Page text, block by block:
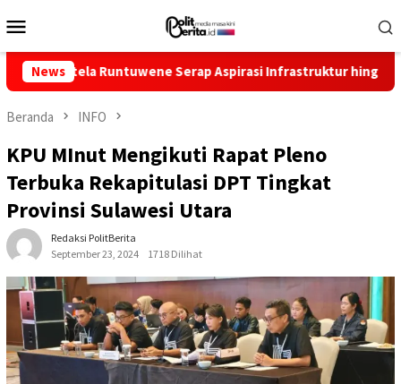
ke
Mobile
News
Runtuwene Serap Aspirasi Infrastruktur hingga
Beranda INFO
KPU MInut Mengikuti Rapat Pleno
Terbuka Rekapitulasi DPT Tingkat
Provinsi Sulawesi Utara
Redaksi PolitBerita
September 23, 2024
1718 Dilihat